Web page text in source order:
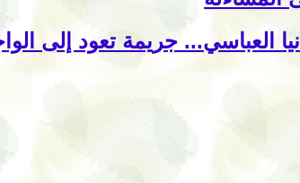
العباسي... جريمة تعود إلى